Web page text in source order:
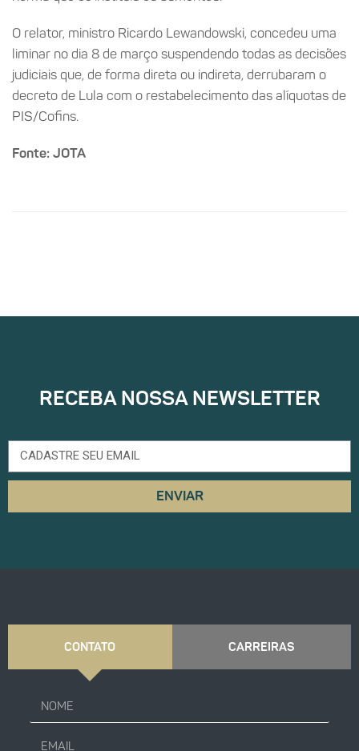
O relator, ministro Ricardo Lewandowski, concedeu uma
liminar no dia 8 de março suspendendo todas as decisões
judiciais que, de forma direta ou indireta, derrubaram o
decreto de Lula com o restabelecimento das alíquotas de
PIS/Cofins.
Fonte: JOTA
RECEBA NOSSA NEWSLETTER
ENVIAR
CONTATO CARREIRAS